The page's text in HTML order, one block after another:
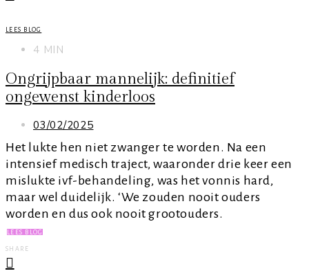
LEES BLOG
4 MIN
Ongrijpbaar mannelijk: definitief
ongewenst kinderloos
03/02/2025
Het lukte hen niet zwanger te worden. Na een
intensief medisch traject, waaronder drie keer een
mislukte ivf-behandeling, was het vonnis hard,
maar wel duidelijk. ‘We zouden nooit ouders
worden en dus ook nooit grootouders.
LEES BLOG
SHARE